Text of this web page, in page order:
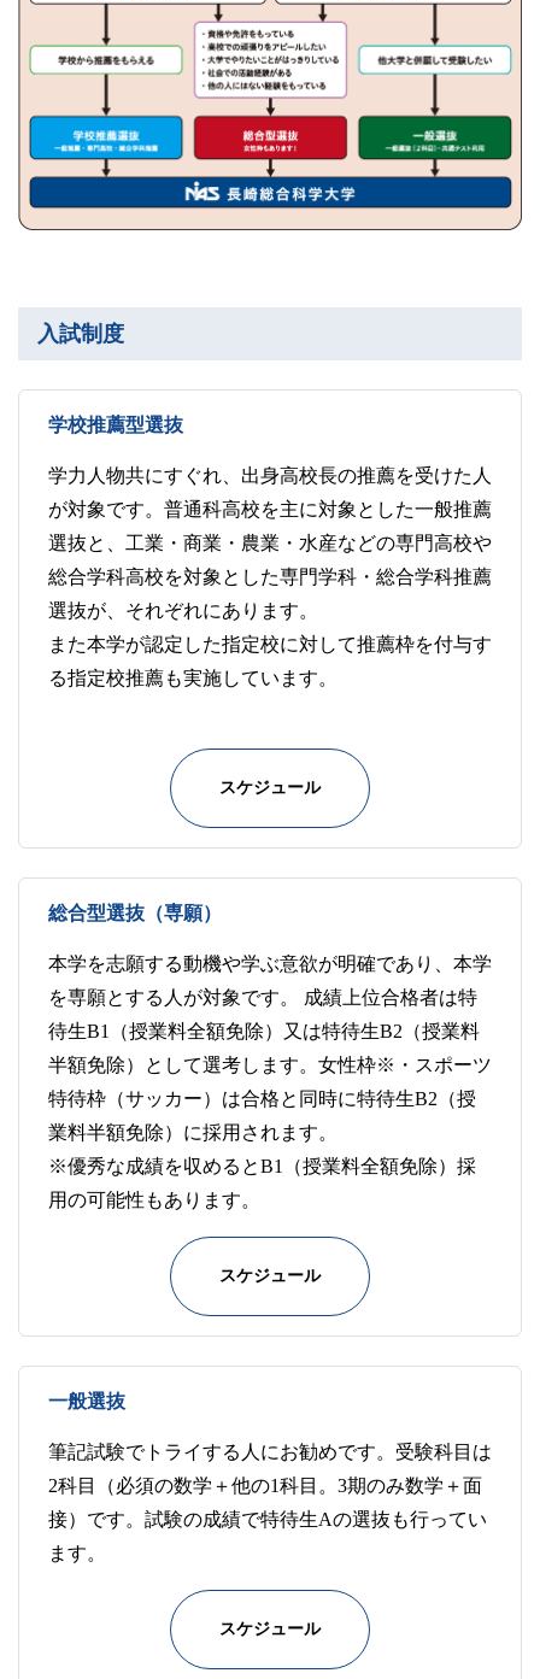
入試制度
学校推薦型選抜
学力人物共にすぐれ、出身高校長の推薦を受けた人
が対象です。普通科高校を主に対象とした一般推薦
選抜と、工業・商業・農業・水産などの専門高校や
総合学科高校を対象とした専門学科・総合学科推薦
選抜が、それぞれにあります。
また本学が認定した指定校に対して推薦枠を付与す
る指定校推薦も実施しています。
スケジュール
総合型選抜（専願）
本学を志願する動機や学ぶ意欲が明確であり、本学
を専願とする人が対象です。 成績上位合格者は特
待生B1（授業料全額免除）又は特待生B2（授業料
半額免除）として選考します。女性枠※・スポーツ
特待枠（サッカー）は合格と同時に特待生B2（授
業料半額免除）に採用されます。
※優秀な成績を収めるとB1（授業料全額免除）採
用の可能性もあります。
スケジュール
一般選抜
筆記試験でトライする人にお勧めです。受験科目は
2科目（必須の数学＋他の1科目。3期のみ数学＋面
接）です。試験の成績で特待生Aの選抜も行ってい
ます。
スケジュール